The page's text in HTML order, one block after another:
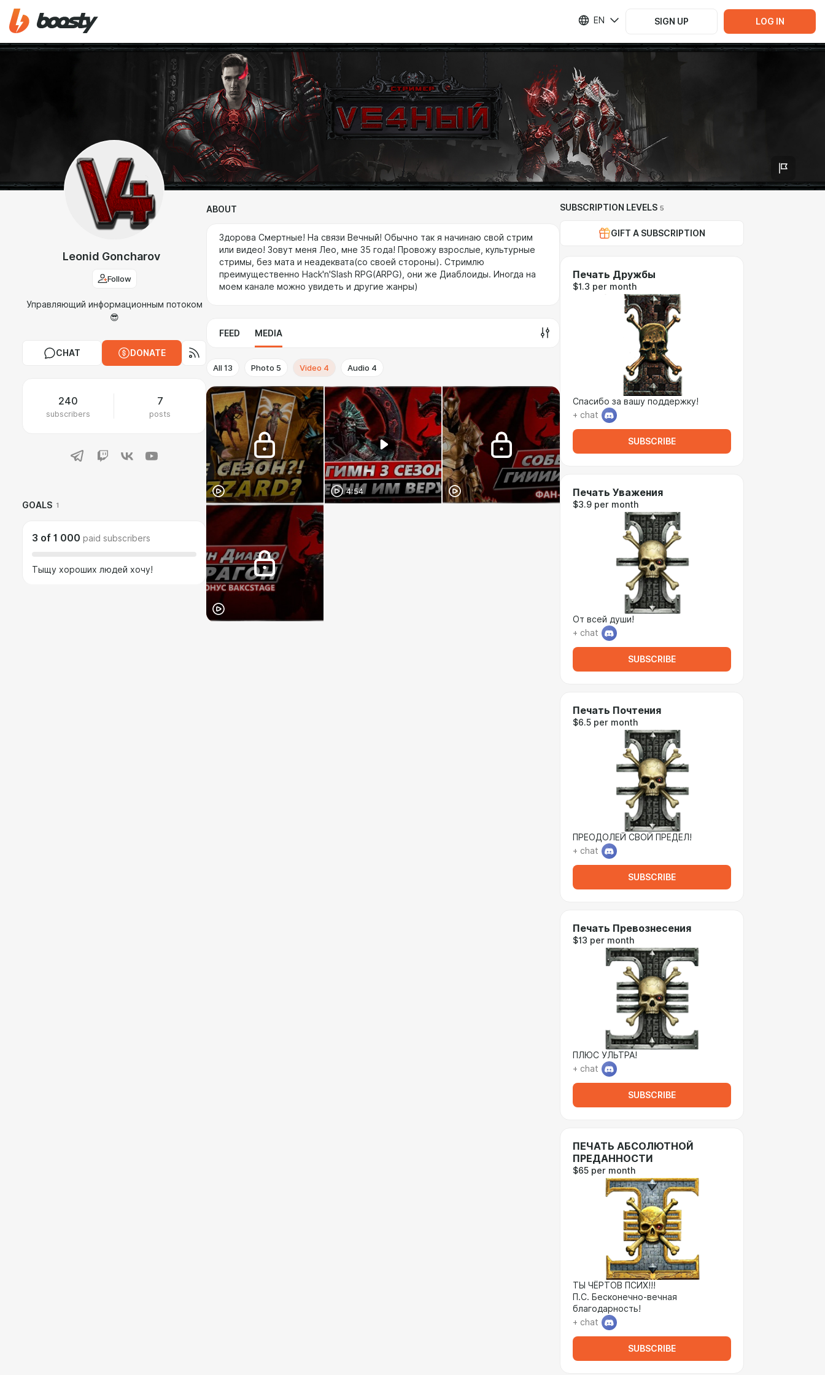
EN SIGN UP LOG IN
Leonid Goncharov
Follow
Управляющий информационным потоком
😎
CHAT DONATE
240
subscribers
7
posts
GOALS 1
3 of 1 000 paid subscribers
Тыщу хороших людей хочу!
ABOUT
Здорова Смертные! На связи Вечный! Обычно так я начинаю свой стрим
или видео! Зовут меня Лео, мне 35 года! Провожу взрослые, культурные
стримы, без мата и неадеквата(со своей стороны). Стримлю
преимущественно Hack'n'Slash RPG(ARPG), они же Диаблоиды. Иногда на
моем канале можно увидеть и другие жанры)
FEED MEDIA
All13 Photo 5 Video 4 Audio 4
4:54
SUBSCRIPTION LEVELS 5
GIFT A SUBSCRIPTION
Печать Дружбы
$1.3 per month
Спасибо за вашу поддержку!
+ chat
SUBSCRIBE
Печать Уважения
$3.9 per month
От всей души!
+ chat
SUBSCRIBE
Печать Почтения
$6.5 per month
ПРЕОДОЛЕЙ СВОЙ ПРЕДЕЛ!
+ chat
SUBSCRIBE
Печать Превознесения
$13 per month
ПЛЮС УЛЬТРА!
+ chat
SUBSCRIBE
ПЕЧАТЬ АБСОЛЮТНОЙ
ПРЕДАННОСТИ
$65 per month
ТЫ ЧЁРТОВ ПСИХ!!!
П.С. Бесконечно-вечная
благодарность!
+ chat
SUBSCRIBE